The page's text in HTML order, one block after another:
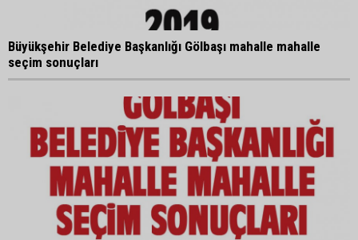
Büyükşehir Belediye Başkanlığı Gölbaşı mahalle mahalle
seçim sonuçları